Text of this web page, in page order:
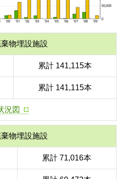
棄物埋設施設
累計 141,115本
累計 141,115本
況図
棄物埋設施設
累計 71,016本